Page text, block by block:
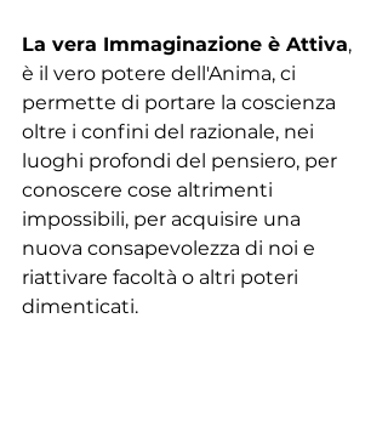
La vera Immaginazione è Attiva,
è il vero potere dell'Anima, ci
permette di portare la coscienza
oltre i confini del razionale, nei
luoghi profondi del pensiero, per
conoscere cose altrimenti
impossibili, per acquisire una
nuova consapevolezza di noi e
riattivare facoltà o altri poteri
dimenticati.